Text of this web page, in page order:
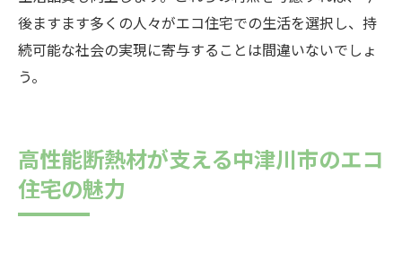
後ますます多くの人々がエコ住宅での生活を選択し、持
続可能な社会の実現に寄与することは間違いないでしょ
う。
高性能断熱材が支える中津川市のエコ
住宅の魅力